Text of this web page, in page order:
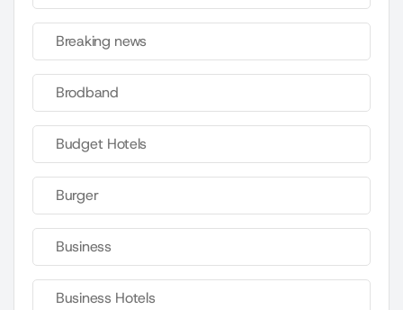
Breaking news
Brodband
Budget Hotels
Burger
Business
Business Hotels